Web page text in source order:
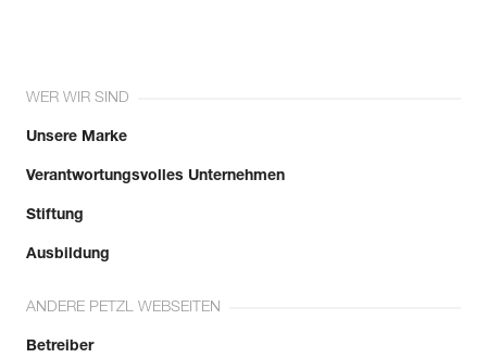
WER WIR SIND
Unsere Marke
Verantwortungsvolles Unternehmen
Stiftung
Ausbildung
ANDERE PETZL WEBSEITEN
Betreiber